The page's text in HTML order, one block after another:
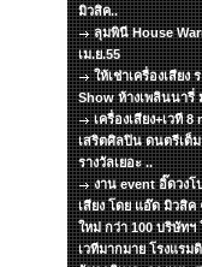
มิวสิค..
ลุมพินี House
เม.ย.55
ให้เช่าเครื่องเสีย
Show ห้างเพลินนารี่
เครื่องเสียง+เวที
เสริตศิลปิน ดนตรีเต็
รางวัลเยอะ ..
งาน event อิ๊ดวงโ
เสียง โดย แอ๊ด มิวสิ
ใหม่ กว่า 100 บริษัท
เวทีมากมาย โรงแร